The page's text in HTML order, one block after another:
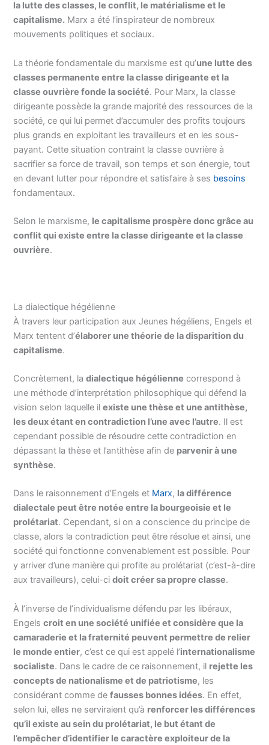
la lutte des classes, le conflit, le matérialisme et le
capitalisme. Marx a été l’inspirateur de nombreux
mouvements politiques et sociaux.
La théorie fondamentale du marxisme est qu’une lutte des
classes permanente entre la classe dirigeante et la
classe ouvrière fonde la société. Pour Marx, la classe
dirigeante possède la grande majorité des ressources de la
société, ce qui lui permet d’accumuler des profits toujours
plus grands en exploitant les travailleurs et en les sous-
payant. Cette situation contraint la classe ouvrière à
sacrifier sa force de travail, son temps et son énergie, tout
en devant lutter pour répondre et satisfaire à ses besoins
fondamentaux.
Selon le marxisme, le capitalisme prospère donc grâce au
conflit qui existe entre la classe dirigeante et la classe
ouvrière.
La dialectique hégélienne
À travers leur participation aux Jeunes hégéliens, Engels et
Marx tentent d’élaborer une théorie de la disparition du
capitalisme.
Concrètement, ladialectique hégélienne correspond à
une méthode d’interprétation philosophique qui défend la
vision selon laquelle ilexiste une thèse et une antithèse,
les deux étant en contradiction l’une avec l’autre. Il est
cependant possible de résoudre cette contradiction en
dépassant la thèse et l’antithèse afin de parvenir à une
synthèse.
Dans le raisonnement d’Engels et Marx, la différence
dialectale peut être notée entre la bourgeoisie et le
prolétariat. Cependant, si on a conscience du principe de
classe, alors la contradiction peut être résolue et ainsi, une
société qui fonctionne convenablement est possible. Pour
y arriver d’une manière qui profite au prolétariat (c’est-à-dire
aux travailleurs), celui-cidoit créer sa propre classe.
À l’inverse de l’individualisme défendu par les libéraux,
Engelscroit en une société unifiée et considère que la
camaraderie et la fraternité peuvent permettre de relier
le monde entier, c’est ce qui est appelé l’internationalisme
socialiste. Dans le cadre de ce raisonnement, il rejette les
concepts de nationalisme et de patriotisme, les
considérant comme defausses bonnes idées. En effet,
selon lui, elles ne serviraient qu’à renforcer les différences
qu’il existe au sein du prolétariat, le but étant de
l’empêcher d’identifier le caractère exploiteur de la